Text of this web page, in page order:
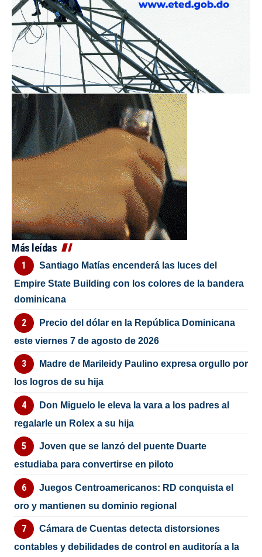
Más leídas
Santiago Matías encenderá las luces del
Empire State Building con los colores de la bandera
dominicana
Precio del dólar en la República Dominicana
este viernes 7 de agosto de 2026
Madre de Marileidy Paulino expresa orgullo por
los logros de su hija
Don Miguelo le eleva la vara a los padres al
regalarle un Rolex a su hija
Joven que se lanzó del puente Duarte
estudiaba para convertirse en piloto
Juegos Centroamericanos: RD conquista el
oro y mantienen su dominio regional
Cámara de Cuentas detecta distorsiones
contables y debilidades de control en auditoría a la